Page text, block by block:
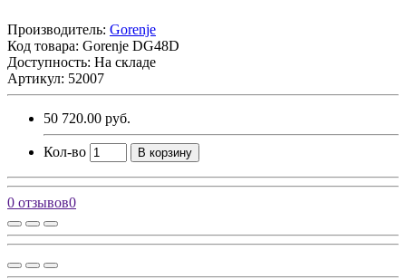
Производитель: Gorenje
Код товара: Gorenje DG48D
Доступность: На складе
Артикул: 52007
50 720.00 руб.
Кол-во В корзину
0 отзывов0